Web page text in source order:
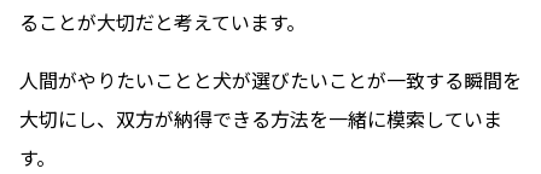
ることが大切だと考えています。
人間がやりたいことと犬が選びたいことが一致する瞬間を
大切にし、双方が納得できる方法を一緒に模索していま
す。